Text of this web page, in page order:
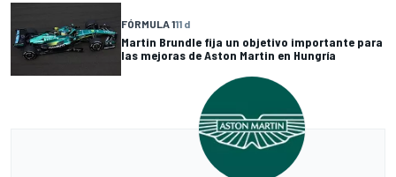
FÓRMULA 111 d
Martin Brundle fija un objetivo importante para
las mejoras de Aston Martin en Hungría